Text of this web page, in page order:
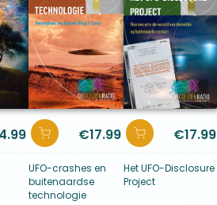
€17.99
UFO-crashes en
buitenaardse
technologie
€17.99
Het UFO-Disclosure
Project